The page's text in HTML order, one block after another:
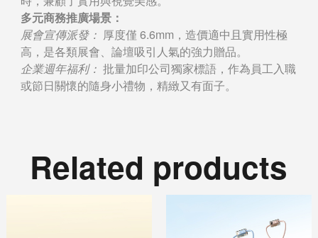
多元商務推廣場景：
展會宣傳派發： 厚度僅 6.6mm，造價適中且實用性極
高，是各類展會、論壇吸引人氣的強力贈品。
企業週年福利： 批量加印公司獨家標語，作為員工入職
或節日關懷的隨身小禮物，精緻又有面子。
Related products